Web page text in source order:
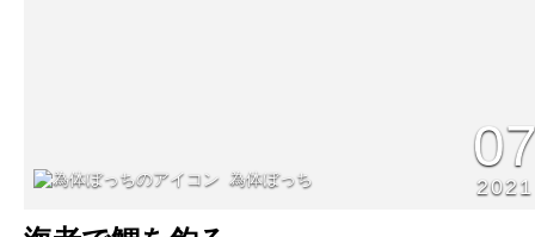
為体ぼっち 2021